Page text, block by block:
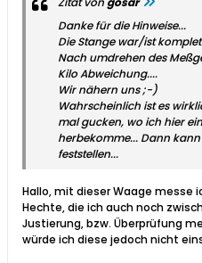
Danke für die Hinweise...
Die Stange war/ist
Nach umdrehen des
Kilo Abweichung....
Wir nähern uns ;-)
Wahrscheinlich ist es
mal gucken, wo ich hier
herbekomme... Dann
feststellen...
Hallo, mit dieser Waage messe
Hechte, die ich auch noch
Justierung, bzw. Überprüfung
würde ich diese jedoch nicht